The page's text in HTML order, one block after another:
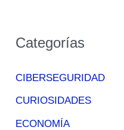
Categorías
CIBERSEGURIDAD
CURIOSIDADES
ECONOMÍA